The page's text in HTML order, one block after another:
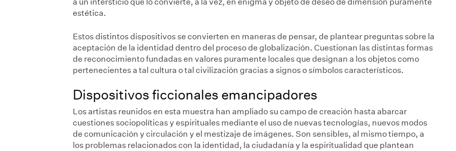
a un intersticio que lo convierte, a la vez, en enigma y objeto de deseo de dimensión puramente
estética.
Estos distintos dispositivos se convierten en maneras de pensar, de plantear preguntas sobre la
aceptación de la identidad dentro del proceso de globalización. Cuestionan las distintas formas
de reconocimiento fundadas en valores puramente locales que designan a los objetos como
pertenecientes a tal cultura o tal civilización gracias a signos o símbolos característicos.
Dispositivos ficcionales emancipadores
Los artistas reunidos en esta muestra han ampliado su campo de creación hasta abarcar
cuestiones sociopolíticas y espirituales mediante el uso de nuevas tecnologías, nuevos modos
de comunicación y circulación y el mestizaje de imágenes. Son sensibles, al mismo tiempo, a
los problemas relacionados con la identidad, la ciudadanía y la espiritualidad que plantean